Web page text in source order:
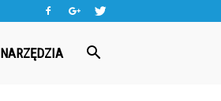
NARZĘDZIA